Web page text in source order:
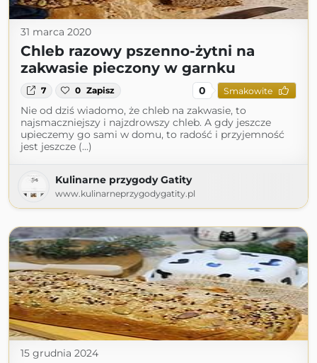
31 marca 2020
Chleb razowy pszenno-żytni na
zakwasie pieczony w garnku
7 0 Zapisz 0 Smakowite
Nie od dziś wiadomo, że chleb na zakwasie, to
najsmaczniejszy i najzdrowszy chleb. A gdy jeszcze
upieczemy go sami w domu, to radość i przyjemność
jest jeszcze (...)
Kulinarne przygody Gatity
www.kulinarneprzygodygatity.pl
15 grudnia 2024